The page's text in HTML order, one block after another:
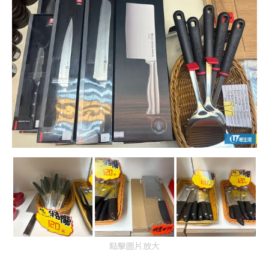
點擊圖片放大